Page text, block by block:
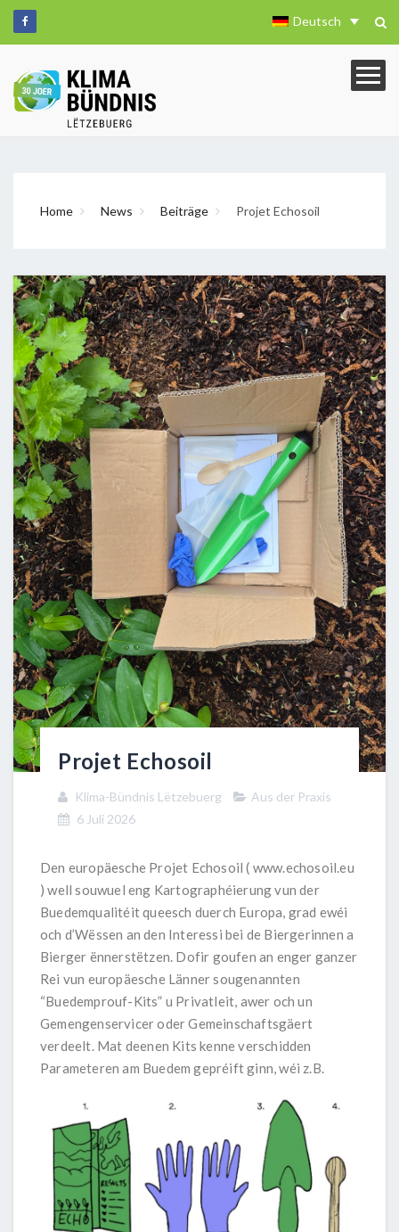
Deutsch
Home News Beiträge Projet Echosoil
Projet Echosoil
Klima-Bündnis Lëtzebuerg
Aus der Praxis
6 Juli 2026
Den europäesche Projet Echosoil ( www.echosoil.eu
) well souwuel eng Kartographéierung vun der
Buedemqualitéit queesch duerch Europa, grad ewéi
och d’Wëssen an den Interessi bei de Biergerinnen a
Bierger ënnerstëtzen. Dofir goufen an enger ganzer
Rei vun europäesche Länner sougenannten
“Buedemprouf-Kits” u Privatleit, awer och un
Gemengenservicer oder Gemeinschaftsgäert
verdeelt. Mat deenen Kits kenne verschidden
Parameteren am Buedem gepréift ginn, wéi z.B.